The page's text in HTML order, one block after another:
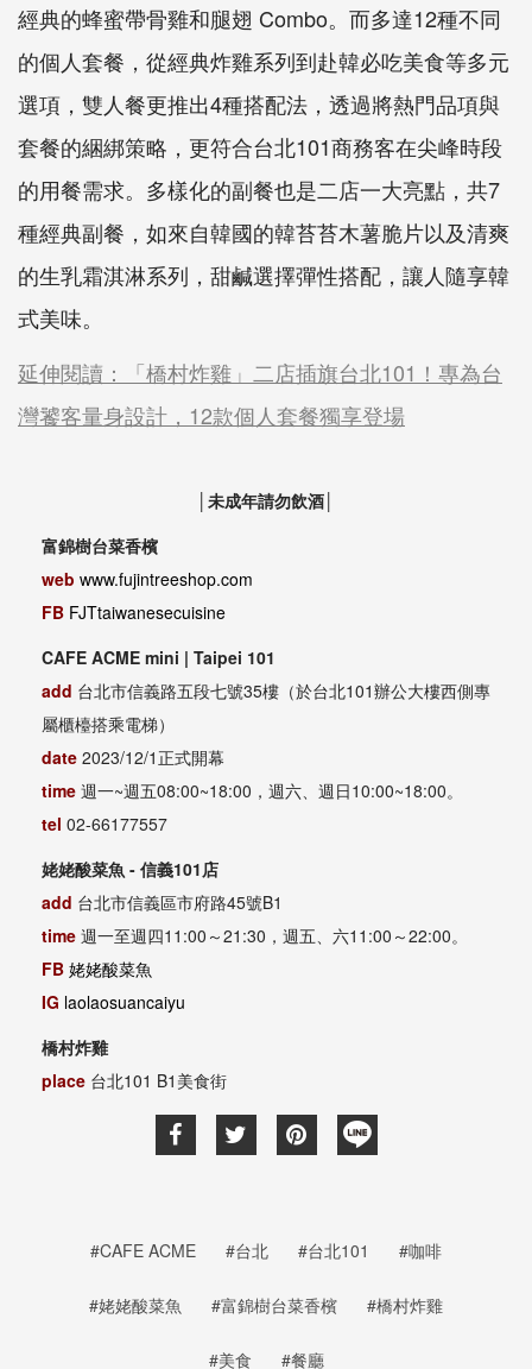
經典的蜂蜜帶骨雞和腿翅 Combo。而多達12種不同
的個人套餐，從經典炸雞系列到赴韓必吃美食等多元
選項，雙人餐更推出4種搭配法，透過將熱門品項與
套餐的綑綁策略，更符合台北101商務客在尖峰時段
的用餐需求。多樣化的副餐也是二店一大亮點，共7
種經典副餐，如來自韓國的韓苔苔木薯脆片以及清爽
的生乳霜淇淋系列，甜鹹選擇彈性搭配，讓人隨享韓
式美味。
延伸閱讀：「橋村炸雞」二店插旗台北101！專為台
灣饕客量身設計，12款個人套餐獨享登場
│未成年請勿飲酒│
富錦樹台菜香檳
web www.fujintreeshop.com
FB FJTtaiwanesecuisine
CAFE ACME mini | Taipei 101
add 台北市信義路五段七號35樓（於台北101辦公大樓西側專
屬櫃檯搭乘電梯）
date 2023/12/1正式開幕
time 週一~週五08:00~18:00，週六、週日10:00~18:00。
tel 02-66177557
姥姥酸菜魚 - 信義101店
add 台北市信義區市府路45號B1
time 週一至週四11:00～21:30，週五、六11:00～22:00。
FB 姥姥酸菜魚
IG laolaosuancaiyu
橋村炸雞
place 台北101 B1美食街
#CAFE ACME #台北 #台北101 #咖啡
#姥姥酸菜魚 #富錦樹台菜香檳 #橋村炸雞
#美食 #餐廳